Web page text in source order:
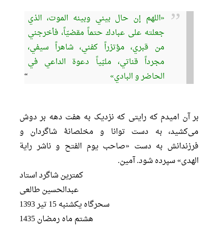
«اللهم إن حال بیني وبینه الموت، الذي
جعلته علی عبادك حتماً مقضیّاً، فأخرجني
من قبري، مؤتزراً کفني، شاهراً سیفي،
مجرداً قناتي، ملبّیاً دعوة الداعي في
الحاضر و البادي»
بر آن امیدم که رایتی که نزدیک به هفت دهه بر دوش
می‌کشید، به دست توانا و مخلصانۀ شاگردان و
فرزندانش به دست «صاحب یوم الفتح و ناشر رایة
الهدی» سپرده شود. آمین.
کمترین شاگرد استاد
عبدالحسین طالعی
سحرگاه یکشنبه 15 تیر 1393
هشتم ماه رمضان 1435